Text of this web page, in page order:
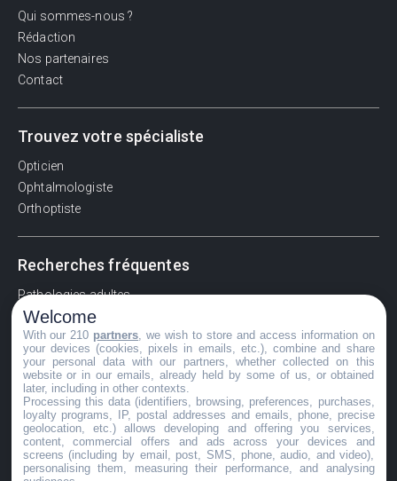
Qui sommes-nous ?
Rédaction
Nos partenaires
Contact
Trouvez votre spécialiste
Opticien
Ophtalmologiste
Orthoptiste
Recherches fréquentes
Pathologies adultes
Signes d'une urgence ophtalmologique
La vision
Acuité visuelle
Myosis / mydriase
Œdème oculaire
©GuideVue2024
Welcome
With our 210 partners , we wish to store and access information on
your devices (cookies, pixels in emails, etc.), combine and share
your personal data with our partners, whether collected on this
website or in our emails, already held by some of us, or obtained
later, including in other contexts.
Processing this data (identifiers, browsing, preferences, purchases,
loyalty programs, IP, postal addresses and emails, phone, precise
geolocation, etc.) allows developing and offering you services,
content, commercial offers and ads across your devices and
screens (including by email, post, SMS, phone, audio, and video),
personalising them, measuring their performance, and analysing